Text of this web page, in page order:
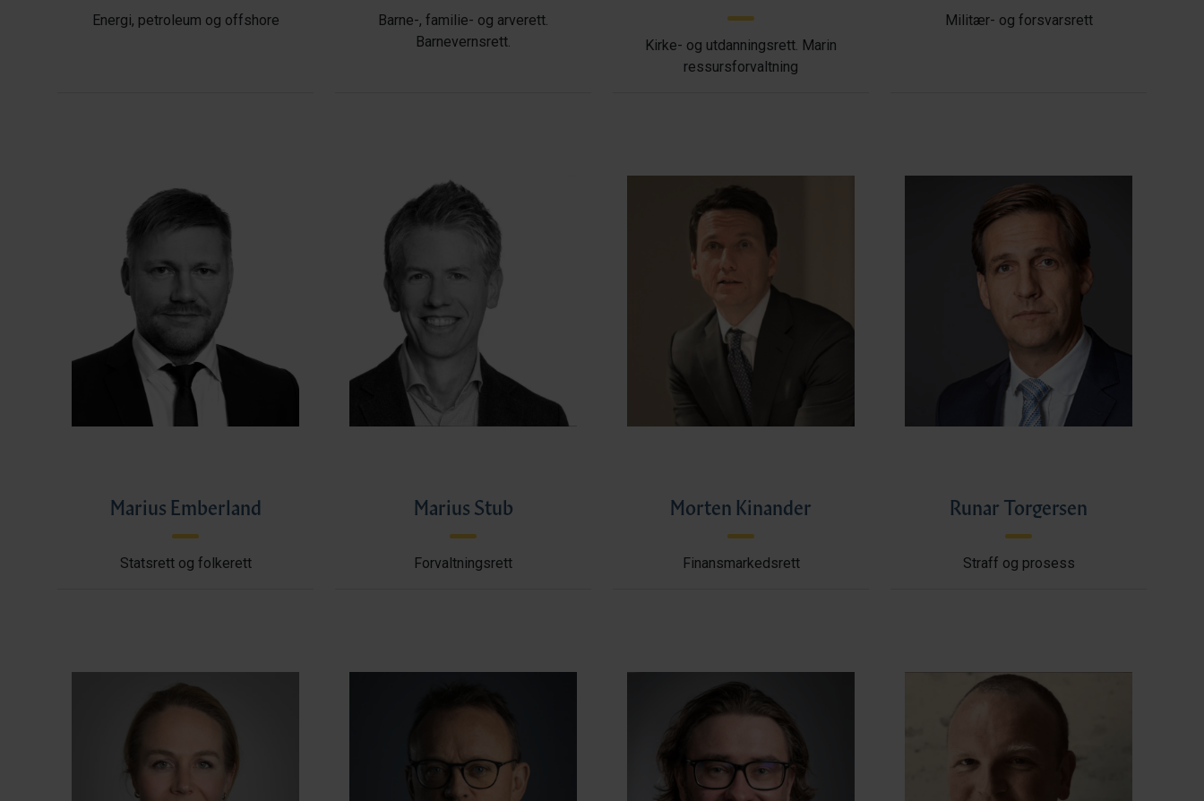
Energi, petroleum og offshore
Barne-, familie- og arverett.
Barnevernsrett.
Kirke- og utdanningsrett. Marin
ressursforvaltning
Militær- og forsvarsrett
Marius Emberland
Statsrett og folkerett
Marius Stub
Forvaltningsrett
Morten Kinander
Finansmarkedsrett
Runar Torgersen
Straff og prosess